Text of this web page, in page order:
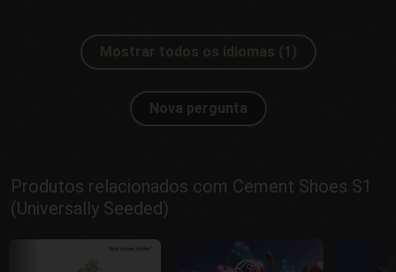
Mostrar todos os idiomas (1)
Nova pergunta
Produtos relacionados com Cement Shoes S1
(Universally Seeded)